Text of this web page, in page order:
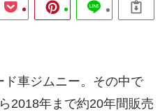
車ジムニー。その中で
2018年まで約20年間販売